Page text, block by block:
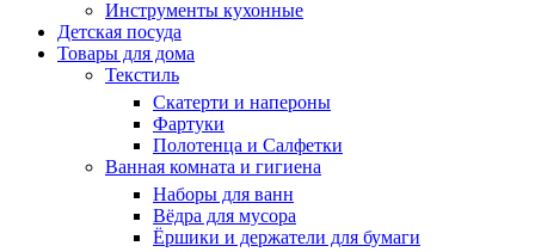
Инструменты кухонные
Детская посуда
Товары для дома
Текстиль
Скатерти и напероны
Фартуки
Полотенца и Салфетки
Ванная комната и гигиена
Наборы для ванн
Вёдра для мусора
Ёршики и держатели для бумаги